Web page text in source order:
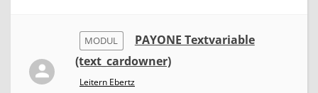
MODUL
PAYONE Textvariable
(text_cardowner)
Leitern Ebertz